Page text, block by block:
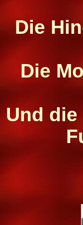
Die
Die
Und